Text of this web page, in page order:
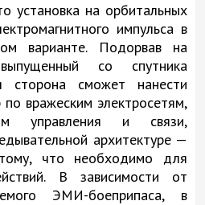
установка на орбитальных
импульса в
варианте. Подорвав на
со спутника
сторона сможет нанести
вражеским электросетям,
управления и связи,
архитектуре —
что необходимо для
В зависимости от
ЭМИ-боеприпаса, в